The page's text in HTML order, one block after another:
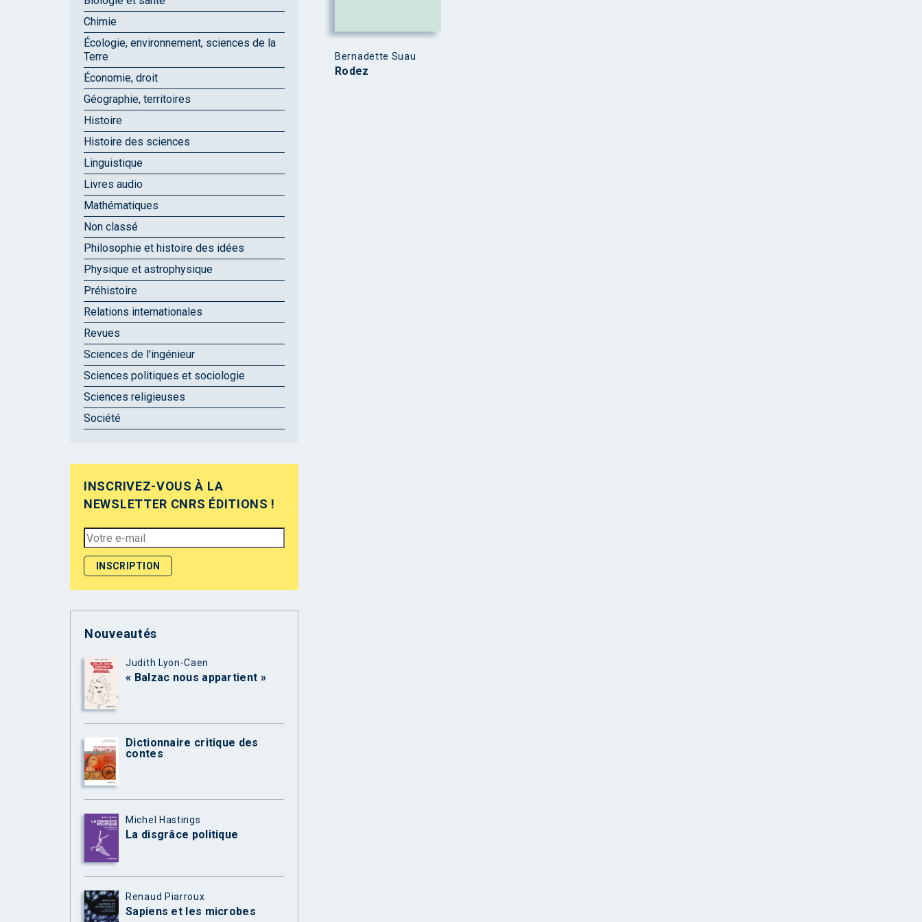
Bernadette Suau
Rodez
Chimie
Écologie, environnement, sciences de la
Terre
Économie, droit
Géographie, territoires
Histoire
Histoire des sciences
Linguistique
Livres audio
Mathématiques
Non classé
Philosophie et histoire des idées
Physique et astrophysique
Préhistoire
Relations internationales
Revues
Sciences de l'ingénieur
Sciences politiques et sociologie
Sciences religieuses
Société
INSCRIVEZ-VOUS À LA
NEWSLETTER CNRS ÉDITIONS !
Nouveautés
Judith Lyon-Caen
« Balzac nous appartient »
Dictionnaire critique des
contes
Michel Hastings
La disgrâce politique
Renaud Piarroux
Sapiens et les microbes